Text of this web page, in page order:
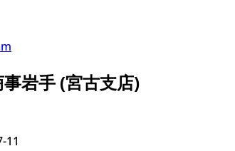
岩手 (宮古支店)
11